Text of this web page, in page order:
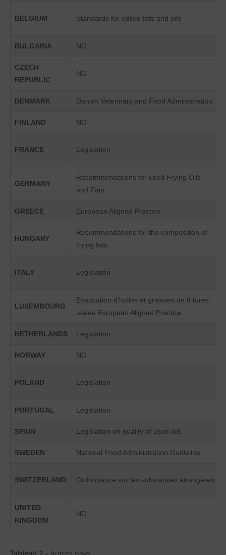
BELGIUM Standards for edible fats and oils
BULGARIA NO
CZECH
REPUBLIC
NO
DENMARK Danish Veterinary and Food Administration
FINLAND NO
FRANCE Legislation
GERMANY
Recommendations for used Frying Oils
and Fats
GREECE European Aligned Practice
HUNGARY
Recommendations for the composition of
frying fats
ITALY Legislation
LUXEMBOURG
Evacuation d’huiles et graisses de fritures
usées European Aligned Practice
NETHERLANDS Legislation
NORWAY NO
POLAND Legislation
PORTUGAL Legislation
SPAIN Legislation on quality of used oils
SWEDEN National Food Administration Guideline
SWITZERLAND Ordonnance sur les substances étrangères
UNITED
KINGDOM
NO